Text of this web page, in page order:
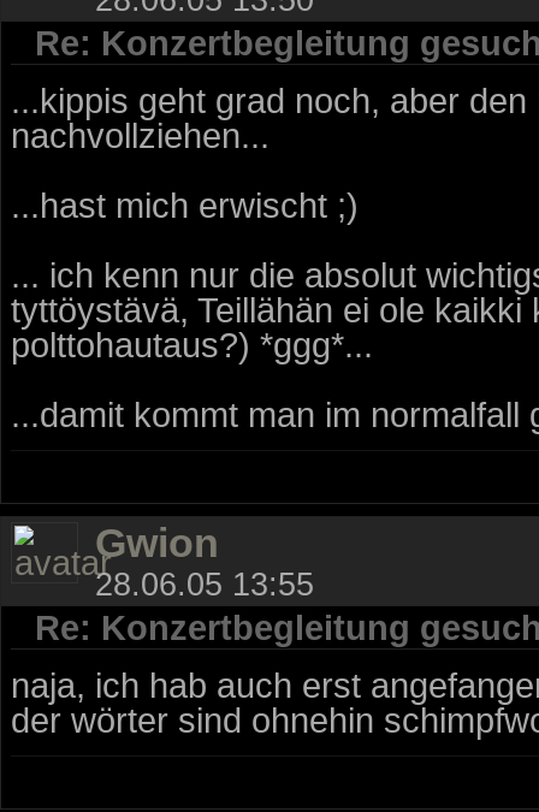
Re: Konzertbegleitung
...kippis geht grad noch, aber
nachvollziehen...
...hast mich erwischt ;)
... ich kenn nur die absolut
tyttöystävä, Teillähän ei ole
polttohautaus?) *ggg*...
...damit kommt man im normalfall
Gwion
28.06.05 13:55
Re: Konzertbegleitung
naja, ich hab auch erst
der wörter sind ohnehin